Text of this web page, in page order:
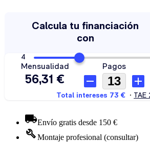
Envío gratis desde 150 €
Montaje profesional (consultar)